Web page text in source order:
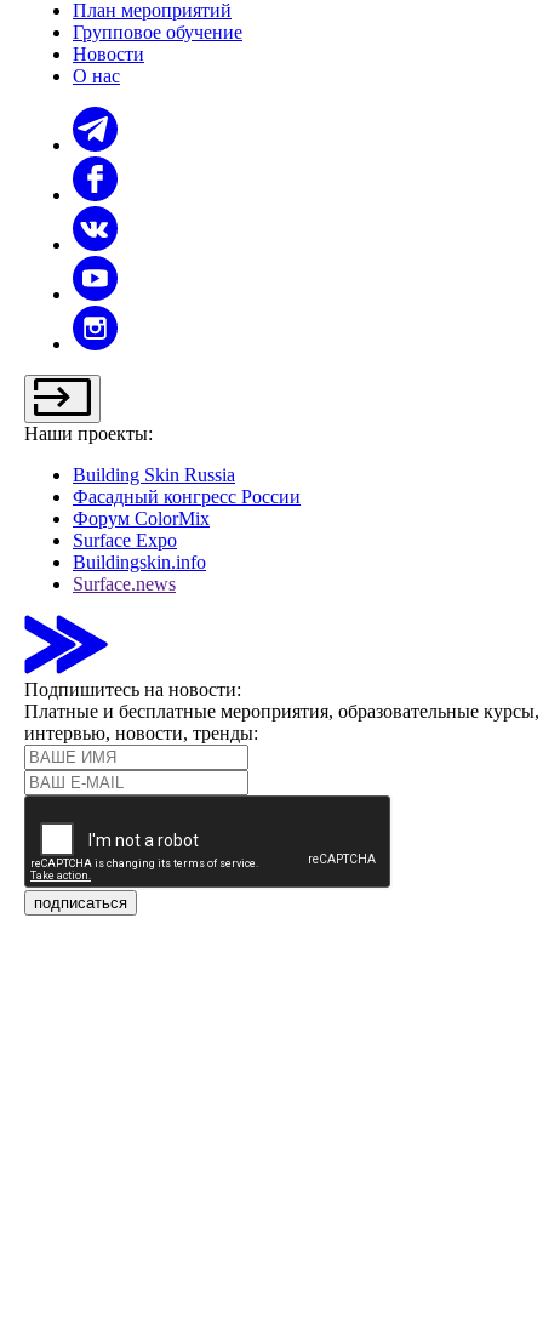
План мероприятий
Групповое обучение
Новости
О нас
Наши проекты:
Building Skin Russia
Фасадный конгресс России
Форум ColorMix
Surface Expo
Buildingskin.info
Surface.news
Подпишитесь на новости:
Платные и бесплатные мероприятия, образовательные курсы,
интервью, новости, тренды:
подписаться